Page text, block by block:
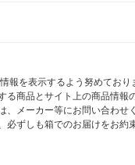
報を表示するよう努めてお
る商品とサイト上の商品情
メーカー等にお問い合わせ
必ずしも箱でのお届けをお